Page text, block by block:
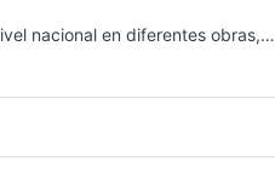
nacional en diferentes obras,…